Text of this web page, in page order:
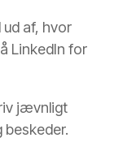
ud af, hvor
LinkedIn for
jævnligt